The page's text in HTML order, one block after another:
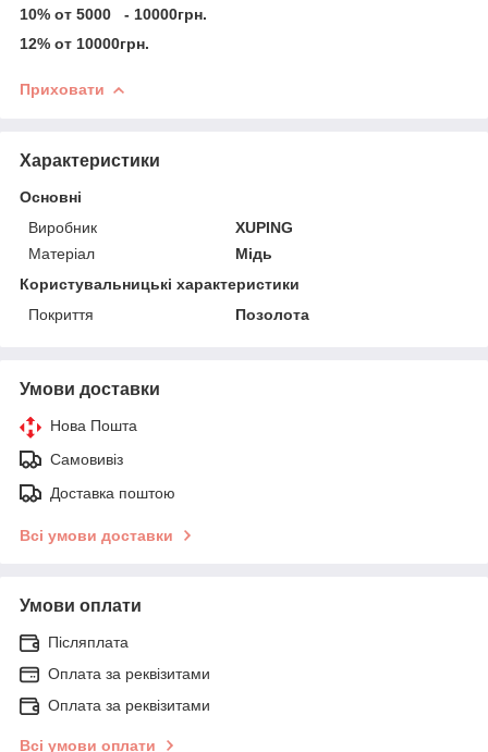
10% от 5000 - 10000грн.
12% от 10000грн.
Приховати
Характеристики
Основні
Виробник
XUPING
Матеріал
Мідь
Користувальницькі характеристики
Покриття
Позолота
Умови доставки
Нова Пошта
Самовивіз
Доставка поштою
Всі умови доставки
Умови оплати
Післяплата
Оплата за реквізитами
Оплата за реквізитами
Всі умови оплати